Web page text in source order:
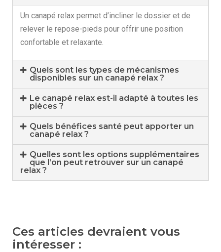
Un canapé relax permet d’incliner le dossier et de
relever le repose-pieds pour offrir une position
confortable et relaxante.
Quels sont les types de mécanismes
disponibles sur un canapé relax ?
Le canapé relax est-il adapté à toutes les
pièces ?
Quels bénéfices santé peut apporter un
canapé relax ?
Quelles sont les options supplémentaires
que l’on peut retrouver sur un canapé
relax ?
Ces articles devraient vous
intéresser :